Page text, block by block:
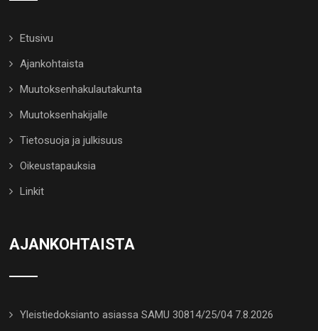
Etusivu
Ajankohtaista
Muutoksenhakulautakunta
Muutoksenhakijalle
Tietosuoja ja julkisuus
Oikeustapauksia
Linkit
AJANKOHTAISTA
Yleistiedoksianto asiassa SAMU 30814/25/04 7.8.2026